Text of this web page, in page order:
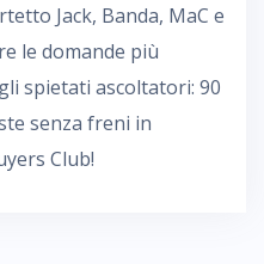
Jack, Banda, MaC e
le domande più
spietati ascoltatori: 90
senza freni in
Club!